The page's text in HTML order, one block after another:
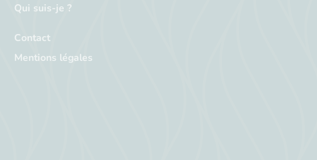
Qui suis-je ?
Contact
Mentions légales